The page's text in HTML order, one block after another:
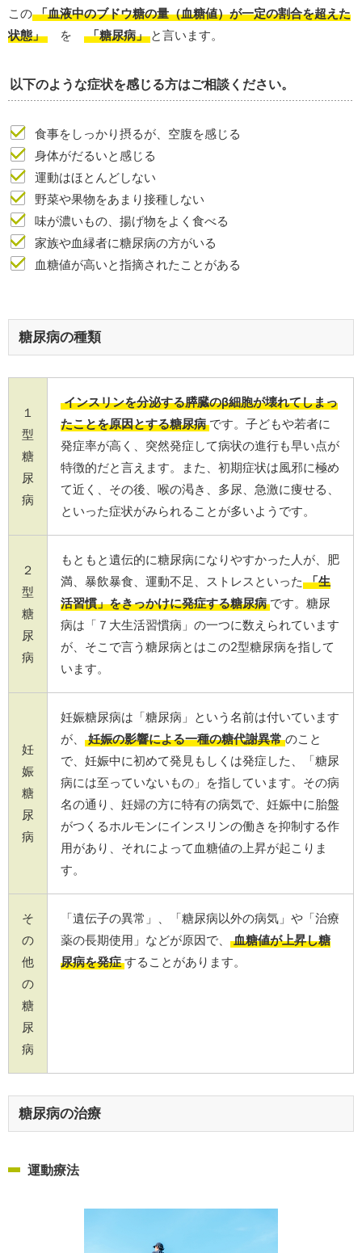
この「血液中のブドウ糖の量（血糖値）が一定の割合を超えた
状態」を 「糖尿病」 と言います。
以下のような症状を感じる方はご相談ください。
食事をしっかり摂るが、空腹を感じる
身体がだるいと感じる
運動はほとんどしない
野菜や果物をあまり接種しない
味が濃いもの、揚げ物をよく食べる
家族や血縁者に糖尿病の方がいる
血糖値が高いと指摘されたことがある
糖尿病の種類
１
型
糖
尿
病
インスリンを分泌する膵臓のβ細胞が壊れてしまっ
たことを原因とする糖尿病です。子どもや若者に
発症率が高く、突然発症して病状の進行も早い点が
特徴的だと言えます。また、初期症状は風邪に極め
て近く、その後、喉の渇き、多尿、急激に痩せる、
といった症状がみられることが多いようです。
２
型
糖
尿
病
もともと遺伝的に糖尿病になりやすかった人が、肥
満、暴飲暴食、運動不足、ストレスといった 「生
活習慣」をきっかけに発症する糖尿病です。糖尿
病は「７大生活習慣病」の一つに数えられています
が、そこで言う糖尿病とはこの2型糖尿病を指して
います。
妊
娠
糖
尿
病
妊娠糖尿病は「糖尿病」という名前は付いています
が、
妊娠の影響による一種の糖代謝異常のこと
で、妊娠中に初めて発見もしくは発症した、「糖尿
病には至っていないもの」を指しています。その病
名の通り、妊婦の方に特有の病気で、妊娠中に胎盤
がつくるホルモンにインスリンの働きを抑制する作
用があり、それによって血糖値の上昇が起こりま
す。
そ
の
他
の
糖
尿
病
「遺伝子の異常」、「糖尿病以外の病気」や「治療
薬の長期使用」などが原因で、
血糖値が上昇し糖
尿病を発症することがあります。
糖尿病の治療
運動療法